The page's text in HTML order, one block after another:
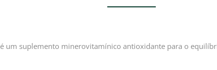
é um suplemento minerovitamínico antioxidante para o